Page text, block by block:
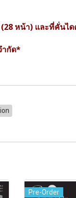
หน้า) และที่คั่นไ
กัด*
Pre-Order